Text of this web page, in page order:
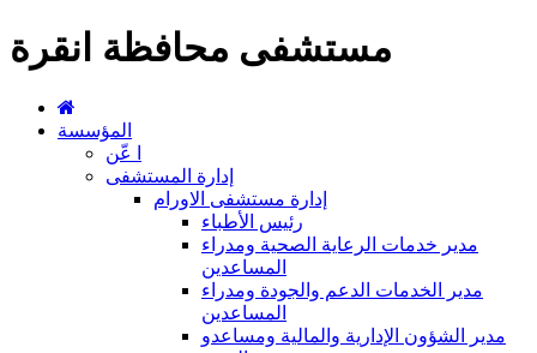
مستشفى محافظة انقرة
المؤسسة
ا عّن
إدارة المستشفى
إدارة مستشفى الاورام
رئيس الأطباء
مدير خدمات الرعاية الصحية ومدراء
المساعدين
مدير الخدمات الدعم والجودة ومدراء
المساعدين
مدير الشؤون الإدارية والمالية ومساعدو